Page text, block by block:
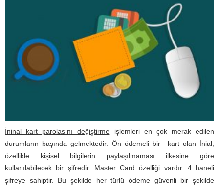
İninal kart parolasını değiştirme işlemleri en çok merak edilen
durumların başında gelmektedir. Ön ödemeli bir kart olan İnial,
özellikle kişisel bilgilerin paylaşılmaması ilkesine göre
kullanılabilecek bir şifredir. Master Card özelliği vardır. 4 haneli
şifreye sahiptir. Bu şekilde her türlü ödeme güvenli bir şekilde